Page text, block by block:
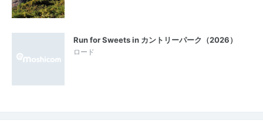
Run for Sweets in カントリーパーク（2026）
ロード